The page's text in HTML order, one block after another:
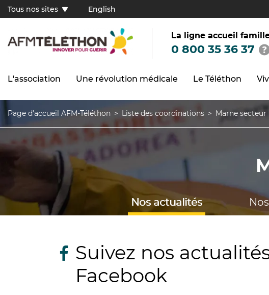
contenu
Tous
sites
(FR)
Tous nos sites English
La ligne accueil
0 800 35 36 37
Navigation
L'association Une révolution médicale Le Téléthon
Fil
d'Ariane
Page d'accueil AFM-Téléthon Liste des coordinations Marne secteur
Nos actualités
Suivez nos
Facebook